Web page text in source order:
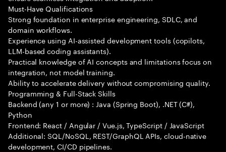
Must-Have Qualifications
Strong foundation in enterprise engineering, SDLC, and
domain workflows.
Experience using AI-assisted development tools (copilots,
LLM-based coding assistants).
Practical knowledge of AI concepts and limitations focus on
integration, not model training.
Ability to accelerate delivery without compromising quality.
Programming & Full-Stack Skills
Backend (any 1 or more) : Java (Spring Boot), .NET (C#),
Python
Frontend: React / Angular / Vue.js, TypeScript / JavaScript
Additional: SQL/NoSQL, REST/GraphQL APIs, cloud-native
development, CI/CD pipelines.